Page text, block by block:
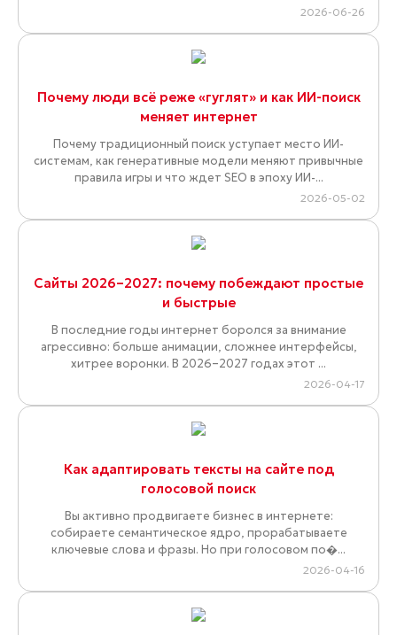
2026-06-26
Почему люди всё реже «гуглят» и как ИИ-поиск
меняет интернет
Почему традиционный поиск уступает место ИИ-
системам, как генеративные модели меняют привычные
правила игры и что ждет SEO в эпоху ИИ-...
2026-05-02
Сайты 2026–2027: почему побеждают простые
и быстрые
В последние годы интернет боролся за внимание
агрессивно: больше анимации, сложнее интерфейсы,
хитрее воронки. В 2026–2027 годах этот ...
2026-04-17
Как адаптировать тексты на сайте под
голосовой поиск
Вы активно продвигаете бизнес в интернете:
собираете семантическое ядро, прорабатываете
ключевые слова и фразы. Но при голосовом по�...
2026-04-16